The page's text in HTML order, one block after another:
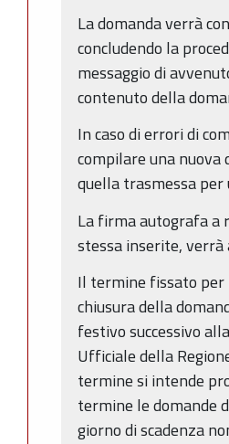
La domanda verrà
concludendo la
messaggio di
contenuto della
In caso di errori di
compilare una nuova
quella trasmessa
La firma autografa a
stessa inserite, verrà
Il termine fissato per
chiusura della
festivo successivo
Ufficiale della
termine si intende
termine le domande
giorno di scadenza